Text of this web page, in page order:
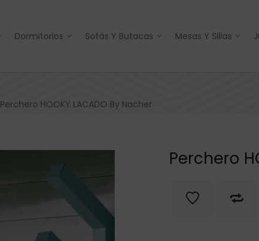
Dormitorios Sofás Y Butacas Mesas Y Sillas
Perchero HOOKY LACADO By Nacher
Perchero